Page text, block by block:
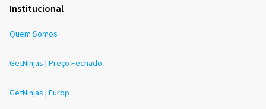
Institucional
Quem Somos
GetNinjas | Preço Fechado
GetNinjas | Europ